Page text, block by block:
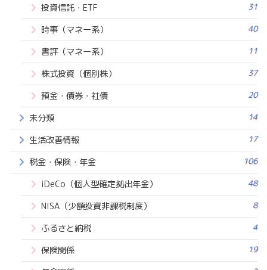
投資信託・ETF 31
時事（マネー系） 40
書評（マネー系） 11
株式投資（個別株） 37
預金・債券・社債 20
未分類 14
生活改善情報 17
税金・保険・年金 106
iDeCo（個人型確定拠出年金） 48
NISA（少額投資非課税制度） 8
ふるさと納税 4
保険関係 19